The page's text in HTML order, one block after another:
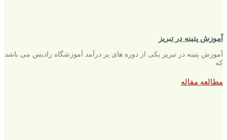
آموزش پتینه در تبریز
آموزش پتینه در تبریز یکی از دوره های پر درآمد آموزشگاه رادیس می باشد
که
مطالعه مقاله